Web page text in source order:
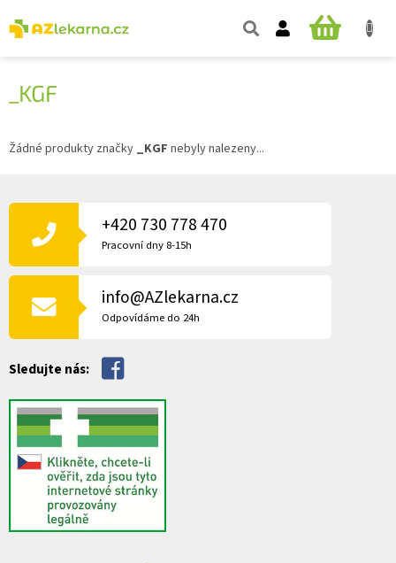
na
obsah
NÁKUPNÍ
_KGF
Žádné produkty značky _KGF nebyly nalezeny...
Á
T
+420 730 778 470
Pracovní dny 8-15h
info@AZlekarna.cz
Odpovídáme do 24h
Sledujte nás: